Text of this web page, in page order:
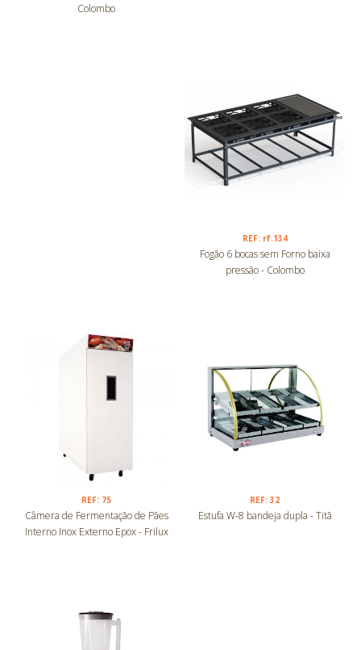
Colombo
REF: rf.134
Fogão 6 bocas sem Forno baixa
pressão - Colombo
REF: 75
Câmera de Fermentação de Pães
Interno Inox Externo Epox - Frilux
REF: 32
Estufa W-8 bandeja dupla - Titã